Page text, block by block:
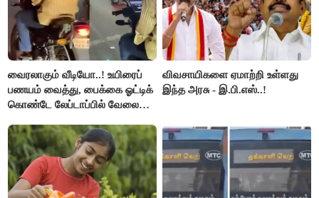
வைரலாகும் வீடியோ..! உயிரைப்
பணயம் வைத்து, பைக்கை ஓட்டிக்
கொண்டே லேப்டாப்பில் வேலை
விவசாயிகளை ஏமாற்றி உள்ளது
இந்த அரசு - இ.பி.எஸ்..!